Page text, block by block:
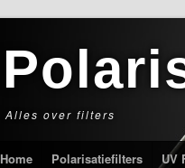
Alles over filters
Home Polarisatiefilters UV